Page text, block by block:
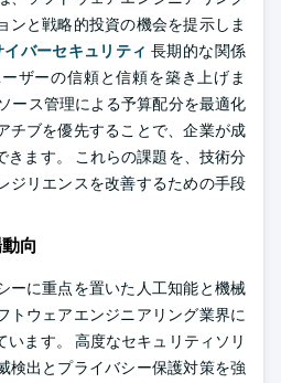
ンと戦略的投資の機会を提示しま
イバーセキュリティ 長期的な関係
ザーの信頼と信頼を築き上げま
ース管理による予算配分を最適化
チブを優先することで、企業が成
きます。 これらの課題を、技術分
ジリエンスを改善するための手段
向
ーに重点を置いた人工知能と機械
トウェアエンジニアリング業界に
います。 高度なセキュリティソリ
検出とプライバシー保護対策を強